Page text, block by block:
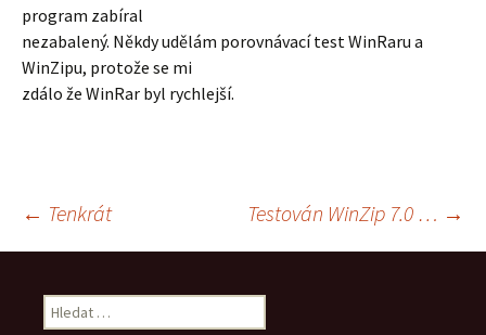
program zabíral
nezabalený. Někdy udělám porovnávací test WinRaru a
WinZipu, protože se mi
zdálo že WinRar byl rychlejší.
Navigace
pro
← Tenkrát Testován WinZip 7.0 … →
Vyhledávání